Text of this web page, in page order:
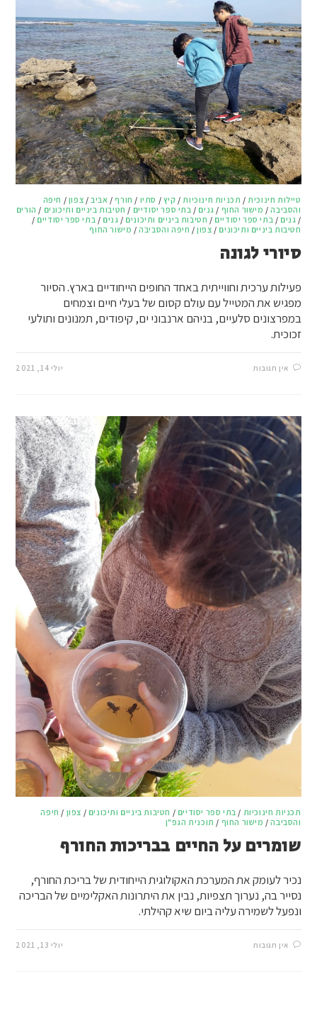
טיילות חינוכית / תכניות חינוכיות / קיץ / סתיו / חורף/ אביב/ צפון / חיפה
והסביבה/ מישור החוף / גנים / בתי ספר יסודיים / חטיבות ביניים ותיכונים / הורים
/ גנים / בתי ספר יסודיים / חטיבות ביניים ותיכונים / גנים / בתי ספר יסודיים /
חטיבות ביניים ותיכונים / צפון/ חיפה והסביבה/ מישור החוף
סיורי לגונה
פעילות ערכית וחווייתית באחד החופים הייחודיים בארץ. הסיור
מפגיש את המטייל עם עולם קסום של בעלי חיים וצמחים
במפרצונים סלעיים, בניהם ארנבוני ים, קיפודים, תמנונים ותולעי
זכוכית.
אין תגובות יולי 14, 2021
תכניות חינוכיות / בתי ספר יסודיים / חטיבות ביניים ותיכונים / צפון / חיפה
והסביבה/ מישור החוף / תוכנית הגפ"ן
שומרים על החיים בבריכות החורף
נכיר לעומק את המערכת האקולוגית הייחודית של בריכת החורף,
נסייר בה, נערוך תצפיות, נבין את היתרונות האקלימיים של הבריכה
ונפעל לשמירה עליה ביום שיא קהילתי.
אין תגובות יולי 13, 2021